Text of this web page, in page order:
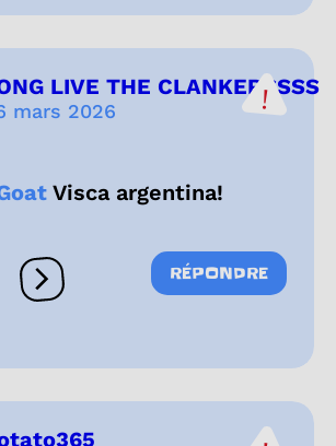
LIVE THE CLANKERSSSS
mars 2026
Visca argentina!
Ouvrir les réactions
RÉPONDRE